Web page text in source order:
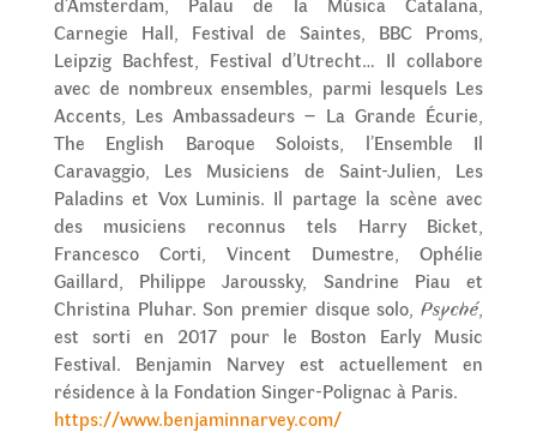
Carnegie Hall, Festival de Saintes, BBC Proms,
Leipzig Bachfest, Festival d’Utrecht… Il collabore
avec de nombreux ensembles, parmi lesquels Les
Accents, Les Ambassadeurs – La Grande Écurie,
The English Baroque Soloists, l’Ensemble Il
Caravaggio, Les Musiciens de Saint-Julien, Les
Paladins et Vox Luminis. Il partage la scène avec
des musiciens reconnus tels Harry Bicket,
Francesco Corti, Vincent Dumestre, Ophélie
Gaillard, Philippe Jaroussky, Sandrine Piau et
Christina Pluhar. Son premier disque solo,Psyché,
est sorti en 2017 pour le Boston Early Music
Festival. Benjamin Narvey est actuellement en
résidence à la Fondation Singer-Polignac à Paris.
https://www.benjaminnarvey.com/